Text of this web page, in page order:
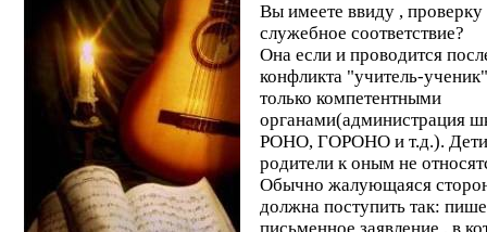
Вы имеете ввиду , проверку
служебное соответствие?
Она если и проводится
конфликта "учитель-
только компетентными
органами(администрация
РОНО, ГОРОНО и т.д.).
родители к оным не
Обычно жалующаяся
должна поступить так: